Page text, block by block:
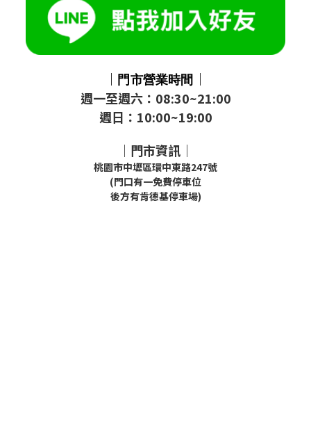
｜ 門市營業時間 ｜
週一至週六：08:30~21:00
週日：10:00~19:00
｜門市資訊｜
桃園市中壢區環中東路247號
(門口有一免費停車位
後方有肯德基停車場)